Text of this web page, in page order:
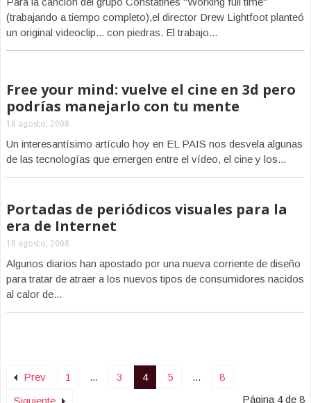
(trabajando a tiempo completo),el director Drew Lightfoot planteó
un original videoclip... con piedras. El trabajo...
Free your mind: vuelve el cine en 3d pero
podrías manejarlo con tu mente
18 agosto, 2008
Un interesantísimo artículo hoy en EL PAIS nos desvela algunas
de las tecnologías que emergen entre el vídeo, el cine y los...
Portadas de periódicos visuales para la
era de Internet
18 agosto, 2008
Algunos diarios han apostado por una nueva corriente de diseño
para tratar de atraer a los nuevos tipos de consumidores nacidos
al calor de...
Prev 1 ... 3 4 5 ...
8
Siguiente
Página 4 de 8